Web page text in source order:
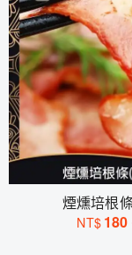
煙燻培根
NT$ 180